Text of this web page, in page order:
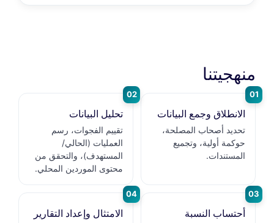
منهجيتنا
01
الانطلاق وجمع البيانات
تحديد أصحاب المصلحة،
حوكمة أولية، وتجميع
المستندات.
02
تحليل البيانات
تقييم الفجوات، رسم
العمليات (الحالي/
المستهدف)، والتحقق من
محتوى الموردين المحلي.
03
أحتساب النسبة
04
الامتثال وإعداد التقارير